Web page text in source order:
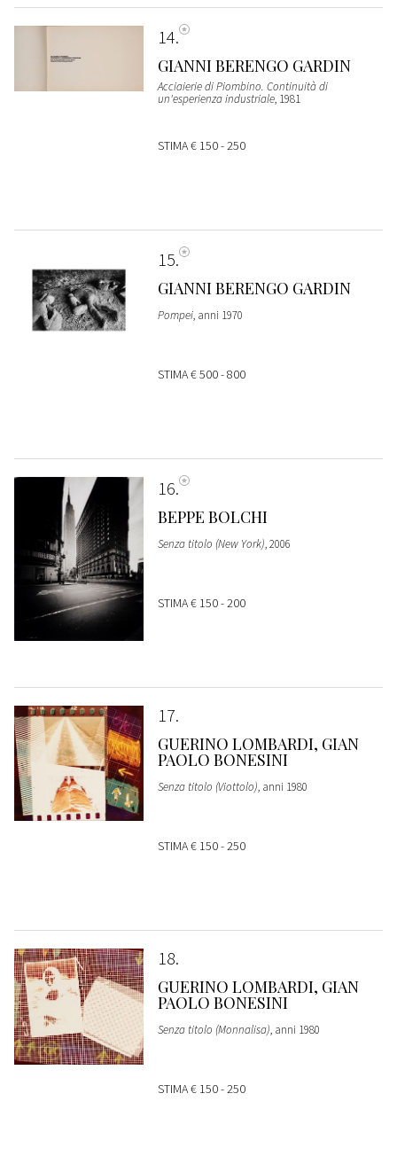
14
GIANNI BERENGO GARDIN
Acciaierie di Piombino. Continuità di
un'esperienza industriale, 1981
STIMA€ 150 - 250
15
GIANNI BERENGO GARDIN
Pompei, anni 1970
STIMA€ 500 - 800
16
BEPPE BOLCHI
Senza titolo (New York), 2006
STIMA€ 150 - 200
17
GUERINO LOMBARDI, GIAN
PAOLO BONESINI
Senza titolo (Viottolo), anni 1980
STIMA€ 150 - 250
18
GUERINO LOMBARDI, GIAN
PAOLO BONESINI
Senza titolo (Monnalisa), anni 1980
STIMA€ 150 - 250